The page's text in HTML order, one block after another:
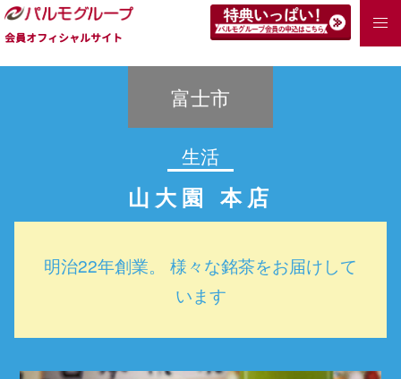
会員オフィシャルサイト
富士市
生活
山大園 本店
明治22年創業。 様々な銘茶をお届けして
います